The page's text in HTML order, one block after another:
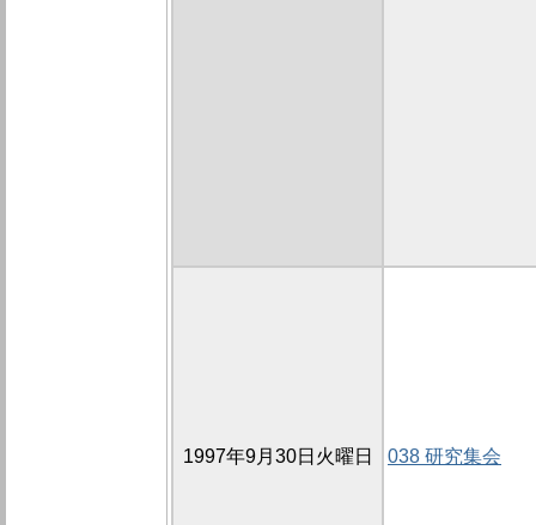
1997年9月30日火曜日 038 研究集会